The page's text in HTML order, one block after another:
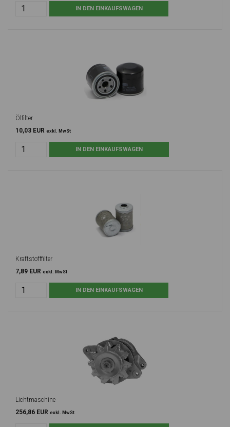
Ölfilter
10,03 EUR exkl. MwSt
Kraftstofffilter
7,89 EUR exkl. MwSt
Lichtmaschine
256,86 EUR exkl. MwSt